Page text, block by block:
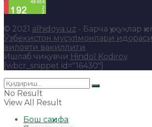
© 2021 alhidoya.uz - Барча ҳуқуқлар
Ўзбекистон мусулмонлари
вилояти вакиллиги.
Ишлаб чиқувчи Hindol Kodirov.
[wbcr_snippet id="16430"]
No Result
View All Result
Бош саҳифа